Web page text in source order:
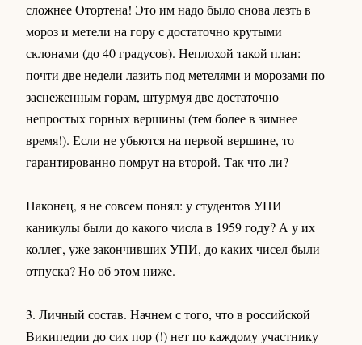
сложнее Отортена! Это им надо было снова лезть в
мороз и метели на гору с достаточно крутыми
склонами (до 40 градусов). Неплохой такой план:
почти две недели лазить под метелями и морозами по
заснеженным горам, штурмуя две достаточно
непростых горных вершины (тем более в зимнее
время!). Если не убьются на первой вершине, то
гарантированно помрут на второй. Так что ли?
Наконец, я не совсем понял: у студентов УПИ
каникулы были до какого числа в 1959 году? А у их
коллег, уже закончивших УПИ, до каких чисел были
отпуска? Но об этом ниже.
3. Личный состав. Начнем с того, что в российской
Википедии до сих пор (!) нет по каждому участнику